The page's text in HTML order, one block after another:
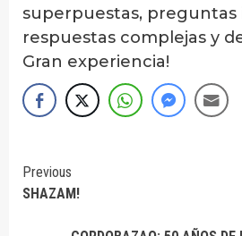
superpuestas, preguntas
respuestas complejas y
Gran experiencia!
Continue
Reading
Previous
SHAZAM!